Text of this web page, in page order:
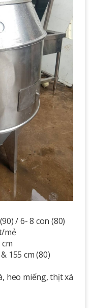
/ 6- 8 con (80)
cm (80)
miếng, thịt xá